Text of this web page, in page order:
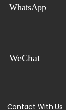
WhatsApp
WeChat
Contact With Us